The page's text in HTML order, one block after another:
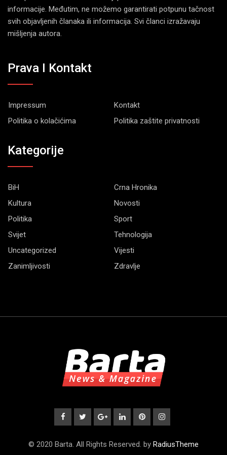
informacije. Međutim, ne možemo garantirati potpunu tačnost
svih objavljenih članaka ili informacija. Svi članci izražavaju
mišljenja autora.
Prava I Kontakt
Impressum
Kontakt
Politika o kolačićima
Politika zaštite privatnosti
Kategorije
BiH
Crna Hronika
Kultura
Novosti
Politika
Sport
Svijet
Tehnologija
Uncategorized
Vijesti
Zanimljivosti
Zdravlje
© 2020 Barta. All Rights Reserved. by RadiusTheme